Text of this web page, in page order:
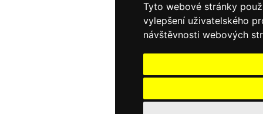
Tyto webové stránky
vylepšení uživatelského
návštěvnosti webových